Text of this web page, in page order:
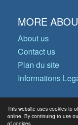
This website uses cookies to
online. By continuing to use
of cookies.
MORE
About us
Contact us
Plan du site
Informations
© Copyright 2026